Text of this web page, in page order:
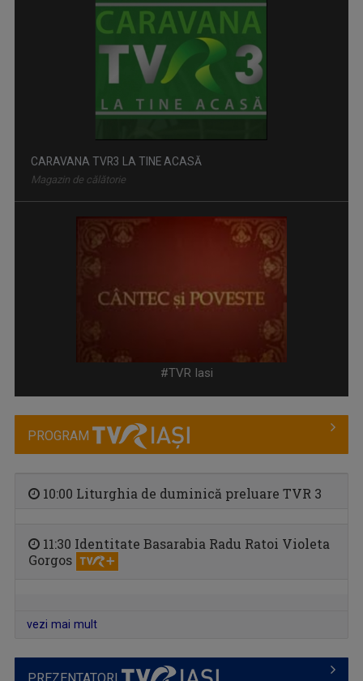
CARAVANA TVR3 LA TINE ACASĂ
Magazin de călătorie
CĂLĂTORIE CU GUST
#TVR Iasi
PROGRAM
10:00 Liturghia de duminică preluare TVR 3
11:30 Identitate Basarabia Radu Ratoi Violeta
Gorgos
vezi mai mult
PREZENTATORI